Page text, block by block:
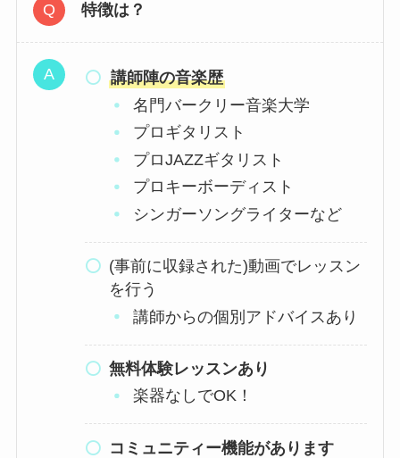
特徴は？
講師陣の音楽歴
名門バークリー音楽大学
プロギタリスト
プロJAZZギタリスト
プロキーボーディスト
シンガーソングライターなど
(事前に収録された)動画でレッスン
を行う
講師からの個別アドバイスあり
無料体験レッスンあり
楽器なしでOK！
コミュニティー機能があります